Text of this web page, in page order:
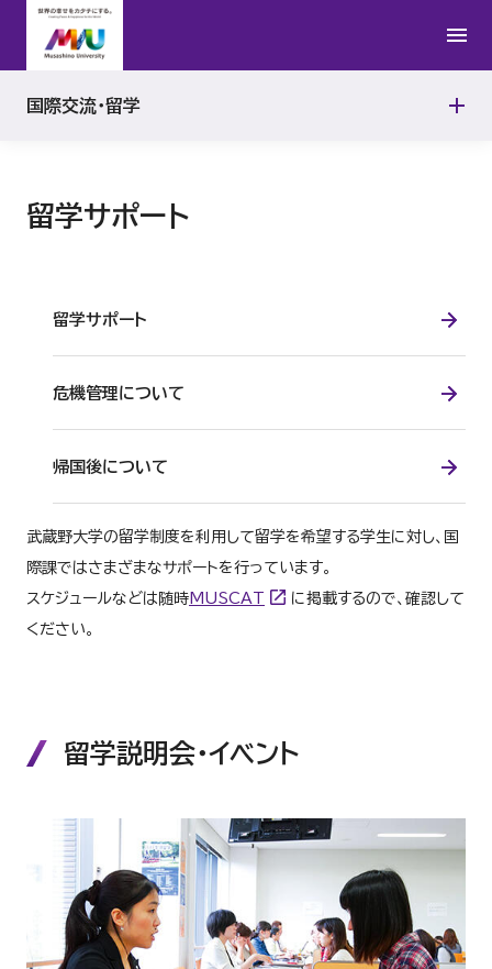
留学サポート
留学サポート
危機管理について
帰国後について
武蔵野大学の留学制度を利用して留学を希望する学生に対し、国
際課ではさまざまなサポートを行っています。
スケジュールなどは随時 MUSCAT
に掲載するので、確認して
ください。
留学説明会・イベント
国際交流・留学
在留資格
留学生活
協定留学（受入）
国際交流イベント
バディ制度
受入教員研究成果
全員留学ポータル